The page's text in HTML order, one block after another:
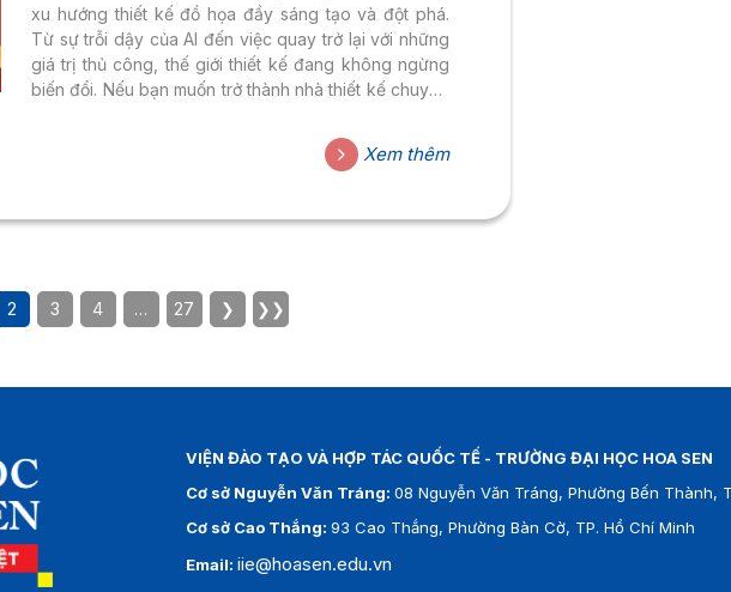
xu hướng thiết kế đồ họa đầy sáng tạo và đột phá.
Từ sự trỗi dậy của AI đến việc quay trở lại với những
giá trị thủ công, thế giới thiết kế đang không ngừng
biến đổi. Nếu bạn muốn trở thành nhà thiết kế chuyên
Xem thêm
2 3 4 … 27 ❯ ❯❯
VIỆN ĐÀO TẠO VÀ HỢP TÁC QUỐC TẾ - TRƯỜNG ĐẠI HỌC HOA SEN
Cơ sở Nguyễn Văn Tráng: 08 Nguyễn Văn Tráng, Phường Bến Thành,
Cơ sở Cao Thắng: 93 Cao Thắng, Phường Bàn Cờ, TP. Hồ Chí Minh
Email: iie@hoasen.edu.vn